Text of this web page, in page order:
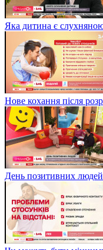
Яка дитина є
Нове кохання після
День позитивних